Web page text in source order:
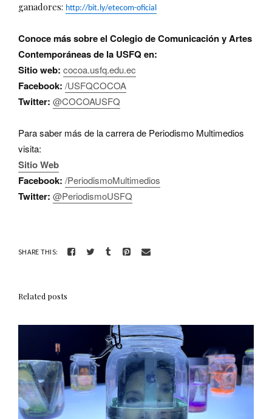
ganadores: http://bit.ly/etecom-oficial
Conoce más sobre el Colegio de Comunicación y Artes
Contemporáneas de la USFQ en:
Sitio web: cocoa.usfq.edu.ec
Facebook: /USFQCOCOA
Twitter: @COCOAUSFQ
Para saber más de la carrera de Periodismo Multimedios
visita:
Sitio Web
Facebook: /PeriodismoMultimedios
Twitter: @PeriodismoUSFQ
SHARE THIS:
Related posts